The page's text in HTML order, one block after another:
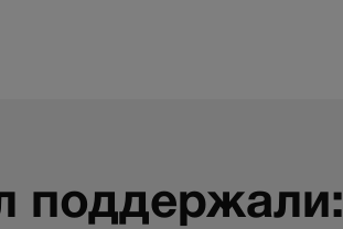
поддержали: